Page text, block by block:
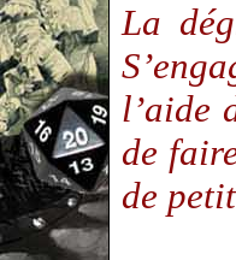
La
l’aide
de
de